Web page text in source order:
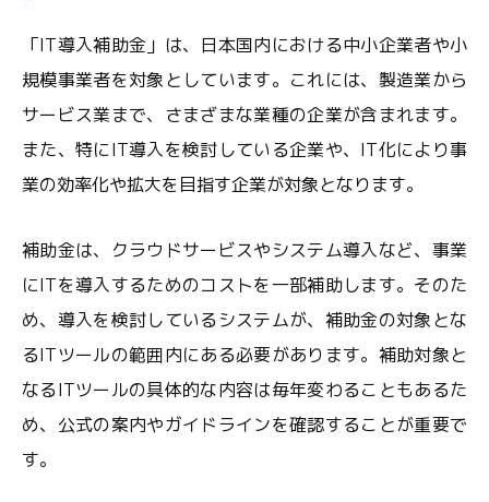
「IT導入補助金」は、日本国内における中小企業者や小
規模事業者を対象としています。これには、製造業から
サービス業まで、さまざまな業種の企業が含まれます。
また、特にIT導入を検討している企業や、IT化により事
業の効率化や拡大を目指す企業が対象となります。
補助金は、クラウドサービスやシステム導入など、事業
にITを導入するためのコストを一部補助します。そのた
め、導入を検討しているシステムが、補助金の対象とな
るITツールの範囲内にある必要があります。補助対象と
なるITツールの具体的な内容は毎年変わることもあるた
め、公式の案内やガイドラインを確認することが重要で
す。